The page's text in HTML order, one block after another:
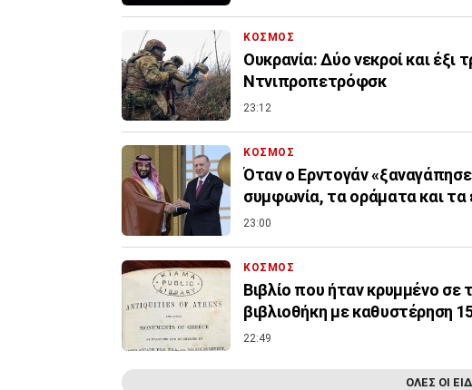
ΚΟΣΜΟΣ
Ουκρανία: Δύο νεκροί και
Ντνιπροπετρόφσκ
23:12
ΚΟΣΜΟΣ
Όταν ο Ερντογάν
συμφωνία, τα οράματα και
23:00
ΚΟΣΜΟΣ
Βιβλίο που ήταν κρυμμένο σε
βιβλιοθήκη με καθυστέρηση
22:49
ΟΛΕΣ ΟΙ